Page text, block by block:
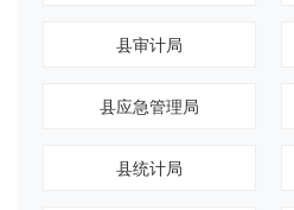
县审计局
县应急管理局
县统计局